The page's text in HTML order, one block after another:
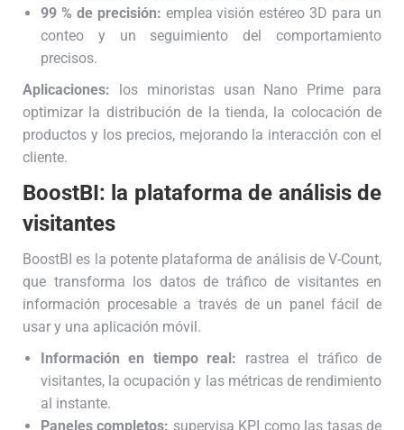
99 % de precisión: emplea visión estéreo 3D para un
conteo y un seguimiento del comportamiento
precisos.
Aplicaciones: los minoristas usan Nano Prime para
optimizar la distribución de la tienda, la colocación de
productos y los precios, mejorando la interacción con el
cliente.
BoostBI: la plataforma de análisis de
visitantes
BoostBI es la potente plataforma de análisis de V-Count,
que transforma los datos de tráfico de visitantes en
información procesable a través de un panel fácil de
usar y una aplicación móvil.
Información en tiempo real: rastrea el tráfico de
visitantes, la ocupación y las métricas de rendimiento
al instante.
Paneles completos: supervisa KPI como las tasas de